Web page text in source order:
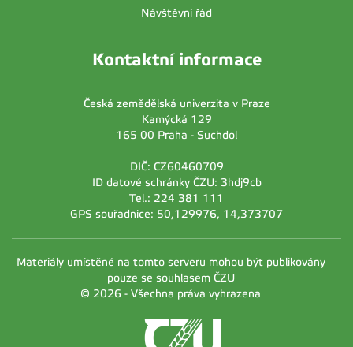
Návštěvní řád
Kontaktní informace
Česká zemědělská univerzita v Praze
Kamýcká 129
165 00 Praha - Suchdol
DIČ: CZ60460709
ID datové schránky ČZU: 3hdj9cb
Tel.: 224 381 111
GPS souřadnice: 50,129976, 14,373707
Materiály umístěné na tomto serveru mohou být publikovány
pouze se souhlasem ČZU
© 2026 - Všechna práva vyhrazena